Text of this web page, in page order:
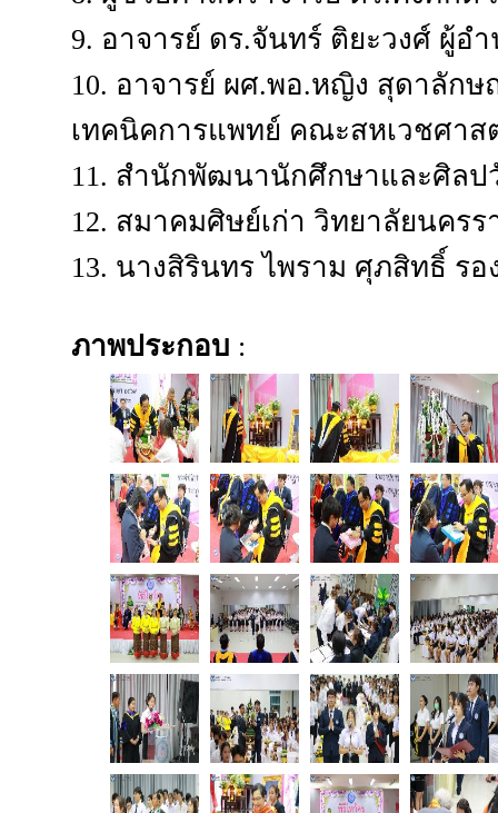
9. อาจารย์ ดร.จันทร์ ติยะวงศ์ ผู้
10. อาจารย์ ผศ.พอ.หญิง สุดาลัก
เทคนิคการแพทย์ คณะสหเวชศาส
11. สำนักพัฒนานักศึกษาและศิล
12. สมาคมศิษย์เก่า วิทยาลัยนคร
13. นางสิรินทร ไพราม ศุภสิทธิ์ ร
ภาพประกอบ :